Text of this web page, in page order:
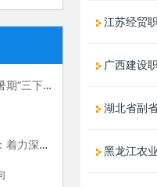
湖南机电职业技术学院暑期“三下乡”：长大后，我就成了你
福建船政交通职业学院：着力深化产教融合，“六招”助推职教供给侧改革
江苏经贸
广西建设
湖北省副
黑龙江农